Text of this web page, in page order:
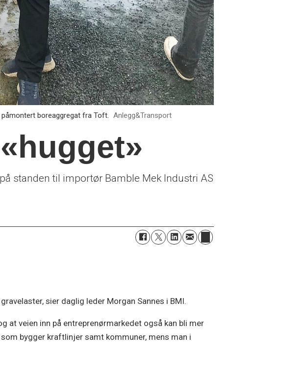
boreaggregat fra Toft. Anlegg&Transport
standen til importør Bamble Mek Industri AS
sier daglig leder Morgan Sannes i BMI.
at veien inn på entreprenørmarkedet også kan bli mer
bygger kraftlinjer samt kommuner, mens man i